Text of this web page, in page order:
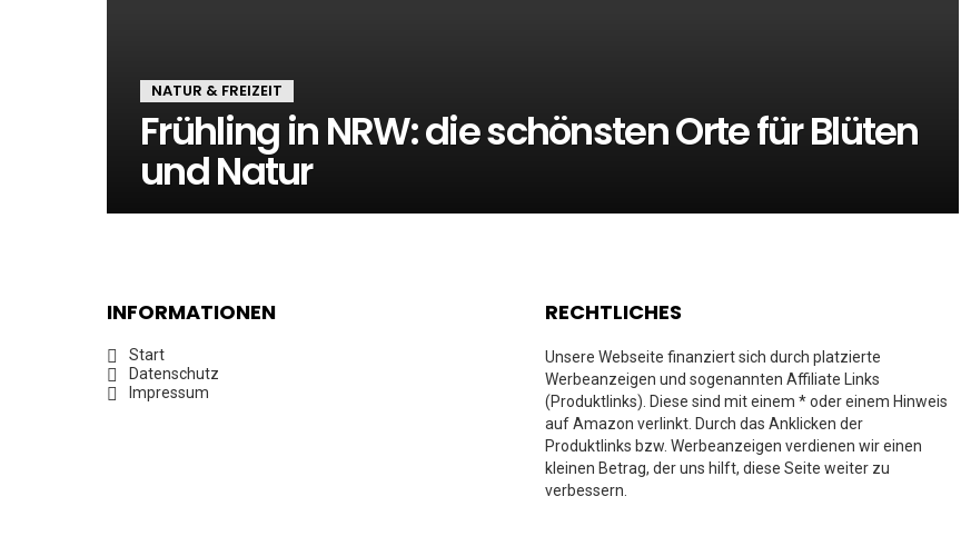
NATUR & FREIZEIT
Frühling in NRW: die schönsten Orte für Blüten
und Natur
INFORMATIONEN
Start
Datenschutz
Impressum
RECHTLICHES
Unsere Webseite finanziert sich durch platzierte
Werbeanzeigen und sogenannten Affiliate Links
(Produktlinks). Diese sind mit einem * oder einem Hinweis
auf Amazon verlinkt. Durch das Anklicken der
Produktlinks bzw. Werbeanzeigen verdienen wir einen
kleinen Betrag, der uns hilft, diese Seite weiter zu
verbessern.